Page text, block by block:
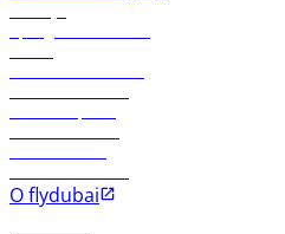
О flydubai